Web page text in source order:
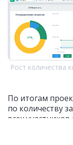
Рост количества
По итогам
по количеству
всех